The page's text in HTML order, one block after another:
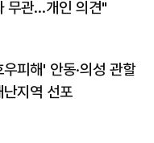
무관…개인 의견"
피해' 안동·의성 관할
지역 선포